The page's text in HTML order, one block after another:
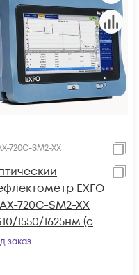
720C-SM2-XX
EXFO
720C-SM2-XX
1550/1625нм (с
заказ